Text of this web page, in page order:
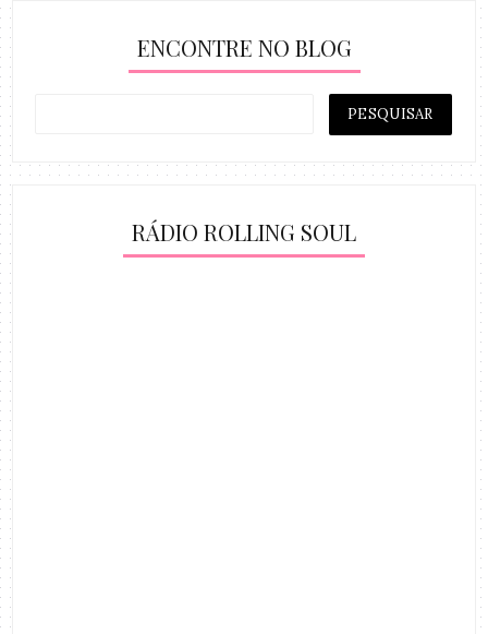
ENCONTRE NO BLOG
RÁDIO ROLLING SOUL